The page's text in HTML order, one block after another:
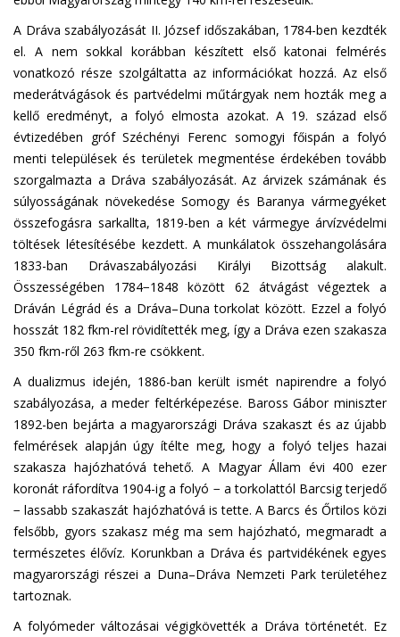
A Dráva szabályozását II. József időszakában, 1784-ben kezdték
el. A nem sokkal korábban készített első katonai felmérés
vonatkozó része szolgáltatta az információkat hozzá. Az első
mederátvágások és partvédelmi műtárgyak nem hozták meg a
kellő eredményt, a folyó elmosta azokat. A 19. század első
évtizedében gróf Széchényi Ferenc somogyi főispán a folyó
menti települések és területek megmentése érdekében tovább
szorgalmazta a Dráva szabályozását. Az árvizek számának és
súlyosságának növekedése Somogy és Baranya vármegyéket
összefogásra sarkallta, 1819-ben a két vármegye árvízvédelmi
töltések létesítésébe kezdett. A munkálatok összehangolására
1833-ban Drávaszabályozási Királyi Bizottság alakult.
Összességében 1784−1848 között 62 átvágást végeztek a
Dráván Légrád és a Dráva–Duna torkolat között. Ezzel a folyó
hosszát 182 fkm-rel rövidítették meg, így a Dráva ezen szakasza
350 fkm-ről 263 fkm-re csökkent.
A dualizmus idején, 1886-ban került ismét napirendre a folyó
szabályozása, a meder feltérképezése. Baross Gábor miniszter
1892-ben bejárta a magyarországi Dráva szakaszt és az újabb
felmérések alapján úgy ítélte meg, hogy a folyó teljes hazai
szakasza hajózhatóvá tehető. A Magyar Állam évi 400 ezer
koronát ráfordítva 1904-ig a folyó − a torkolattól Barcsig terjedő
− lassabb szakaszát hajózhatóvá is tette. A Barcs és Őrtilos közi
felsőbb, gyors szakasz még ma sem hajózható, megmaradt a
természetes élővíz. Korunkban a Dráva és partvidékének egyes
magyarországi részei a Duna–Dráva Nemzeti Park területéhez
tartoznak.
A folyómeder változásai végigkövették a Dráva történetét. Ez